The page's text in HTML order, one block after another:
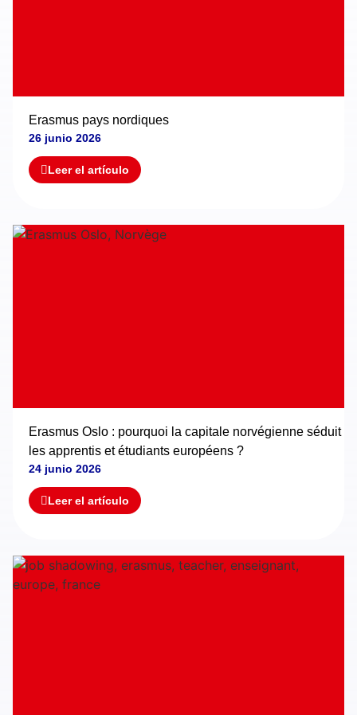
Erasmus pays nordiques
26 junio 2026
Leer el artículo
Erasmus Oslo : pourquoi la capitale norvégienne séduit
les apprentis et étudiants européens ?
24 junio 2026
Leer el artículo